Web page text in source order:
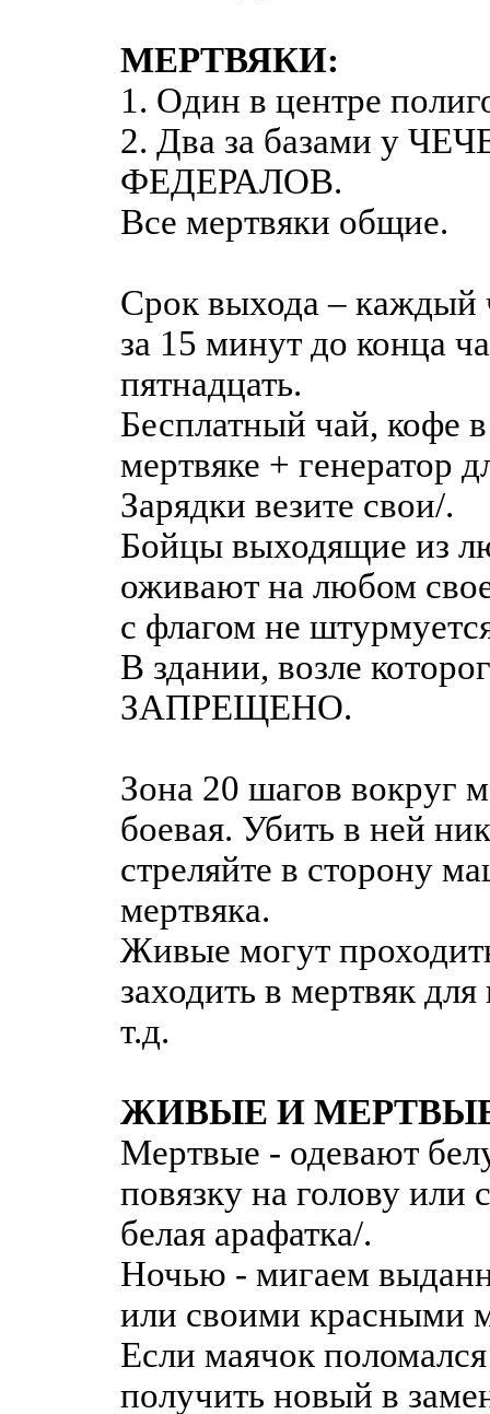
МЕРТВЯКИ:
1. Один в центре
2. Два за базами у
ФЕДЕРАЛОВ.
Все мертвяки общие.
Срок выхода – каждый
за 15 минут до конца
пятнадцать.
Бесплатный чай, кофе
мертвяке + генератор
Зарядки везите свои/.
Бойцы выходящие из
оживают на любом
с флагом не
В здании, возле
ЗАПРЕЩЕНО.
Зона 20 шагов вокруг
боевая. Убить в ней
стреляйте в сторону
мертвяка.
Живые могут
заходить в мертвяк
т.д.
ЖИВЫЕ И
Мертвые - одевают
повязку на голову или
белая арафатка/.
Ночью - мигаем
или своими красными
Если маячок
получить новый в